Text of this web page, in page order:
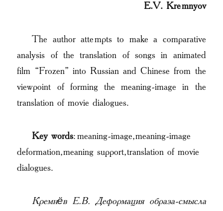
Е.V. Kremnyov
The author attempts to make a comparative
analysis of the translation of songs in animated
film “Frozen” into Russian and Chinese from the
viewpoint of forming the meaning-image in the
translation of movie dialogues.
Key words: meaning-image, meaning-image
deformation, meaning support, translation of movie
dialogues.
Кремнёв Е.В. Деформация образа-смысла